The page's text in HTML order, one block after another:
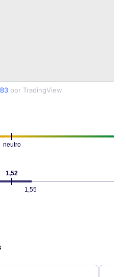
por TradingView
neutro
1,52
1,55